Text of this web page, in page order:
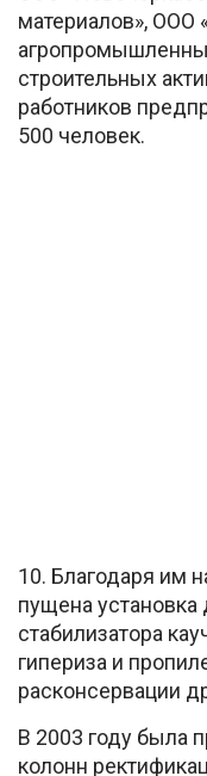
материалов», ООО
строительных
работников
500 человек.
10. Благодаря им
пущена
стабилизатора
гипериза и
расконсервации
В 2003 году была
колонн